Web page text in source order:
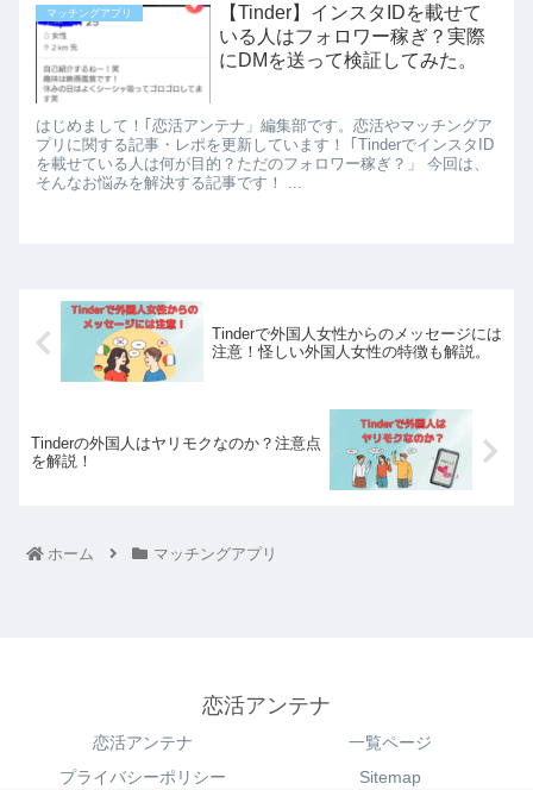
マッチングアプリ
【Tinder】インスタIDを載せて
いる人はフォロワー稼ぎ？実際
にDMを送って検証してみた。
はじめまして！｢恋活アンテナ」編集部です。恋活やマッチングア
プリに関する記事・レポを更新しています！ ｢TinderでインスタID
を載せている人は何が目的？ただのフォロワー稼ぎ？」 今回は、
そんなお悩みを解決する記事です！ ...
Tinderで外国人女性からのメッセージには
注意！怪しい外国人女性の特徴も解説。
Tinderの外国人はヤリモクなのか？注意点
を解説！
ホーム マッチングアプリ
恋活アンテナ
恋活アンテナ
一覧ページ
プライバシーポリシー
Sitemap